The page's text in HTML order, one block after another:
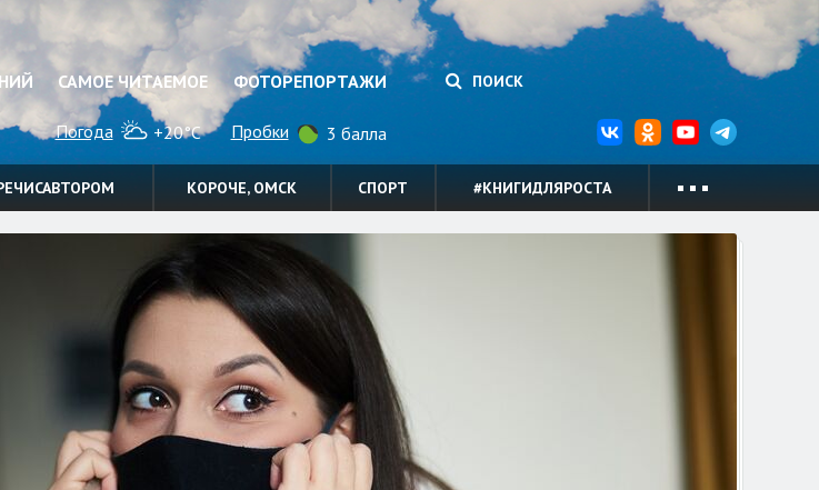
САМОЕ ЧИТАЕМОЕ ФОТОРЕПОРТАЖИ ПОИСК
Погода +20°C Пробки 3 балла
КОРОЧЕ, ОМСК СПОРТ #КНИГИДЛЯРОСТА